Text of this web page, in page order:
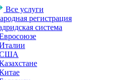
Все услуги
регистрация
система